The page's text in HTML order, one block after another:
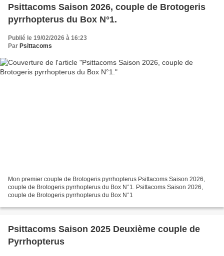
Psittacoms Saison 2026, couple de Brotogeris
pyrrhopterus du Box N°1.
Publié le 19/02/2026 à 16:23
Par Psittacoms
Mon premier couple de Brotogeris pyrrhopterus Psittacoms Saison 2026,
couple de Brotogeris pyrrhopterus du Box N°1. Psittacoms Saison 2026,
couple de Brotogeris pyrrhopterus du Box N°1
Psittacoms Saison 2025 Deuxième couple de
Pyrrhopterus